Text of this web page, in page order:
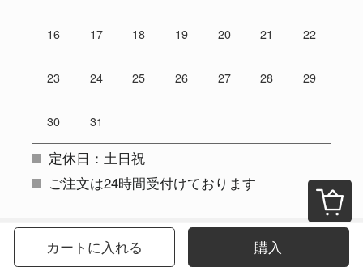
カートに入れる 購入
16 17 18 19 20 21 22
23 24 25 26 27 28 29
30 31
定休日：土日祝
ご注文は24時間受付けております